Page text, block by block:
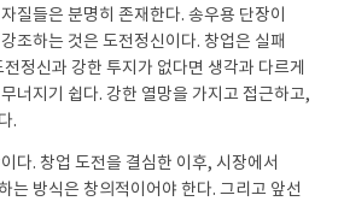
질들은 분명히 존재한다. 송우용 단장이
조하는 것은 도전정신이다. 창업은 실패
정신과 강한 투지가 없다면 생각과 다르게
너지기 쉽다. 강한 열망을 가지고 접근하고,
.
다. 창업 도전을 결심한 이후, 시장에서
는 방식은 창의적이어야 한다. 그리고 앞선